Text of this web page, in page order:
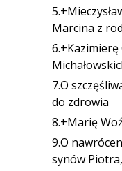
Marcina z
6.+Kazimierę
7.O
do zdrowia
8.+Marię
9.O
synów